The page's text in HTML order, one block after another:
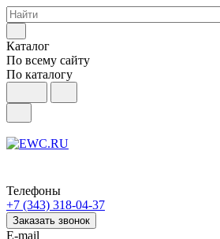
Каталог
По всему сайту
По каталогу
Телефоны
+7 (343) 318-04-37
Заказать звонок
E-mail